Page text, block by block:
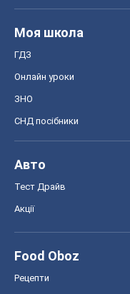
Моя школа
ГДЗ
Онлайн уроки
ЗНО
СНД посібники
Авто
Тест Драйв
Акції
Food Oboz
Рецепти